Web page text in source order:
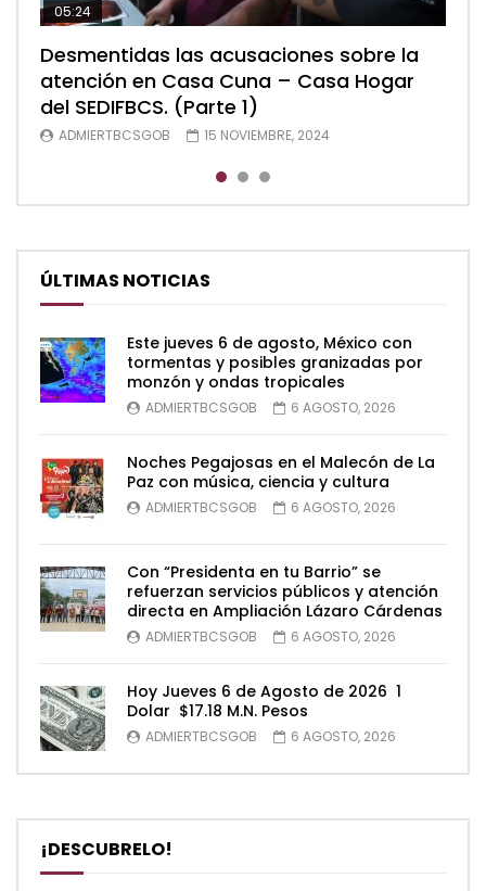
05:24
Desmentidas las acusaciones sobre la
atención en Casa Cuna – Casa Hogar
del SEDIFBCS. (Parte 1)
ADMIERTBCSGOB 15 NOVIEMBRE, 2024
04:28
Desmentidas las acusaciones sobre la
atención en Casa Cuna – Casa Hogar
del SEDIFBCS. (Parte 2)
ADMIERTBCSGOB 15 NOVIEMBRE, 2024
05:48
Desmentidas las acusaciones sobre la
atención en Casa Cuna – Casa Hogar
del SEDIFBCS (Parte 3)
ADMIERTBCSGOB 15 NOVIEMBRE, 2024
ÚLTIMAS NOTICIAS
Este jueves 6 de agosto, México con
tormentas y posibles granizadas por
monzón y ondas tropicales
ADMIERTBCSGOB 6 AGOSTO, 2026
Noches Pegajosas en el Malecón de La
Paz con música, ciencia y cultura
ADMIERTBCSGOB 6 AGOSTO, 2026
Con “Presidenta en tu Barrio” se
refuerzan servicios públicos y atención
directa en Ampliación Lázaro Cárdenas
ADMIERTBCSGOB 6 AGOSTO, 2026
Hoy Jueves 6 de Agosto de 2026 1
Dolar $17.18 M.N. Pesos
ADMIERTBCSGOB 6 AGOSTO, 2026
¡DESCUBRELO!